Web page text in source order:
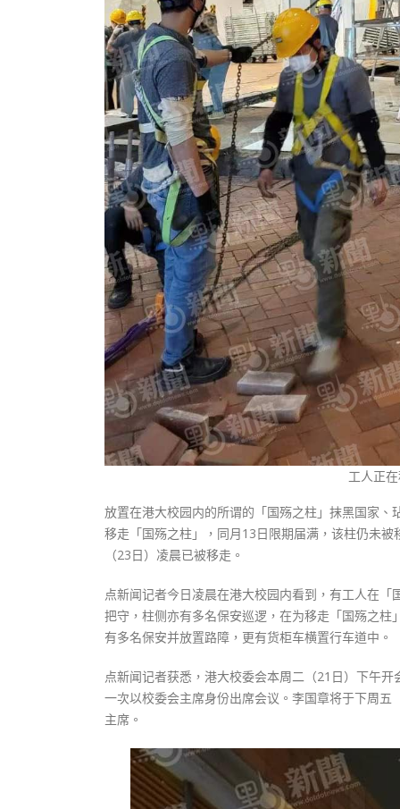
工人正
放置在港大校园内的所谓的「国殇之柱」抹黑国家
移走「国殇之柱」，同月13日限期届满，该柱仍未
（23日）凌晨已被移走。
点新闻记者今日凌晨在港大校园内看到，有工人在
把守，柱侧亦有多名保安巡逻，在为移走「国殇之
有多名保安并放置路障，更有货柜车横置行车道中。
点新闻记者获悉，港大校委会本周二（21日）下午
一次以校委会主席身份出席会议。李国章将于下周
主席。